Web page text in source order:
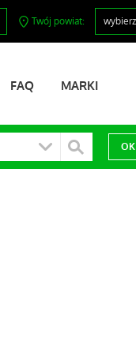
Twój powiat:
FAQ MARKI